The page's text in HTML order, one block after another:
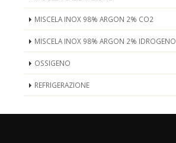
MISCELA INOX 98% ARGON 2% CO2
MISCELA INOX 98% ARGON 2% IDROGENO
OSSIGENO
REFRIGERAZIONE